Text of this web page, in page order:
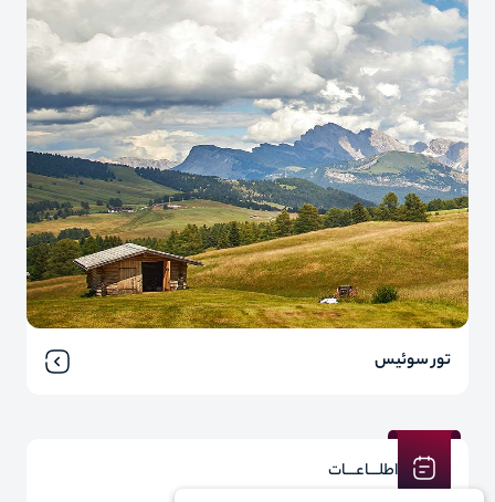
تور سوئیس
اطلـــاعـــات